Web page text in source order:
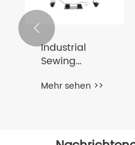
Industrial
Sewing
Mehr sehen >>
